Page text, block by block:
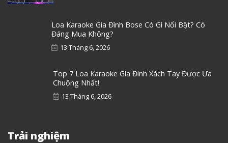
Loa Karaoke Gia Đình Bose Có Gì Nổi Bật? Có
Đáng Mua Không?
13 Tháng 6, 2026
Top 7 Loa Karaoke Gia Đình Xách Tay Được Ưa
Chuộng Nhất!
13 Tháng 6, 2026
Trải nghiệm